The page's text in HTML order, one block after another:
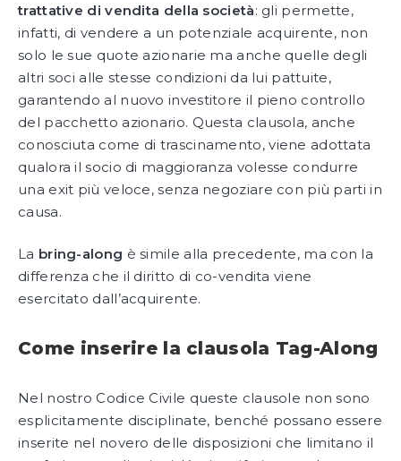
trattative di vendita della società: gli permette,
infatti, di vendere a un potenziale acquirente, non
solo le sue quote azionarie ma anche quelle degli
altri soci alle stesse condizioni da lui pattuite,
garantendo al nuovo investitore il pieno controllo
del pacchetto azionario. Questa clausola, anche
conosciuta come di trascinamento, viene adottata
qualora il socio di maggioranza volesse condurre
una exit più veloce, senza negoziare con più parti in
causa.
La bring-along è simile alla precedente, ma con la
differenza che il diritto di co-vendita viene
esercitato dall’acquirente.
Come inserire la clausola Tag-Along
Nel nostro Codice Civile queste clausole non sono
esplicitamente disciplinate, benché possano essere
inserite nel novero delle disposizioni che limitano il